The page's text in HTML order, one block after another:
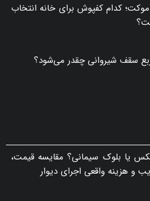
کدام کفپوش برای خانه انتخاب
سقف شیروانی چقدر می‌شود؟
یا بلوک سیمانی؟ مقایسه قیمت،
و هزینه واقعی اجرای دیوار